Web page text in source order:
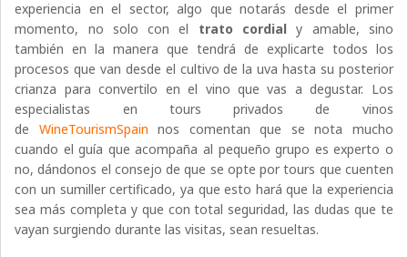
experiencia en el sector, algo que notarás desde el primer
momento, no solo con el trato cordialy amable, sino
también en la manera que tendrá de explicarte todos los
procesos que van desde el cultivo de la uva hasta su posterior
crianza para convertilo en el vino que vas a degustar. Los
especialistas en tours privados de vinos
de WineTourismSpain nos comentan que se nota mucho
cuando el guía que acompaña al pequeño grupo es experto o
no, dándonos el consejo de que se opte por tours que cuenten
con un sumiller certificado, ya que esto hará que la experiencia
sea más completa y que con total seguridad, las dudas que te
vayan surgiendo durante las visitas, sean resueltas.